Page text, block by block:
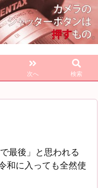
次へ 検索
最後」と思われる
和に入っても全然使